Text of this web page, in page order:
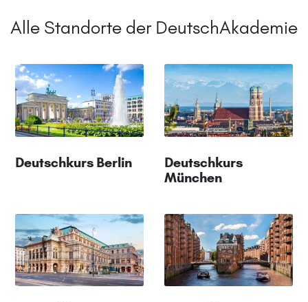
Alle Standorte der DeutschAkademie
Deutschkurs Berlin
Deutschkurs
München